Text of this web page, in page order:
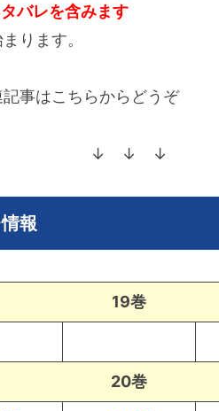
バレを含みます
ります。
事はこちらからどうぞ
↓ ↓ ↓
報
19巻
20巻